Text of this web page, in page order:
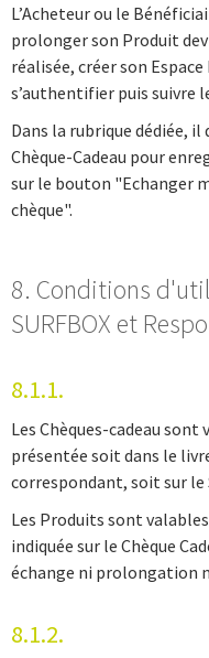
L’Acheteur ou le
prolonger son Produit
réalisée, créer son
s’authentifier puis suivre
Dans la rubrique dédiée, il
Chèque-Cadeau pour
sur le bouton "Echanger
chèque".
8. Conditions
SURFBOX et
8.1.1.
Les Chèques-cadeau
présentée soit dans le
correspondant, soit sur le
Les Produits sont
indiquée sur le Chèque
échange ni prolongation
8.1.2.